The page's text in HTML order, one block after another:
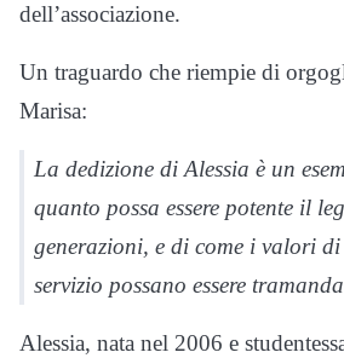
dell’associazione.
Un traguardo che riempie di
Marisa:
La dedizione di Alessia è un
quanto possa essere potente il
generazioni, e di come i valori
servizio possano essere
Alessia, nata nel 2006 e